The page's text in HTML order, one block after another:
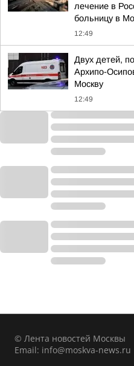
лечение в
больницу в
12:49
Двух детей,
Архипо-
Москву
12:49
© Лента новостей Москвы
Email: info@moskva-news.ru